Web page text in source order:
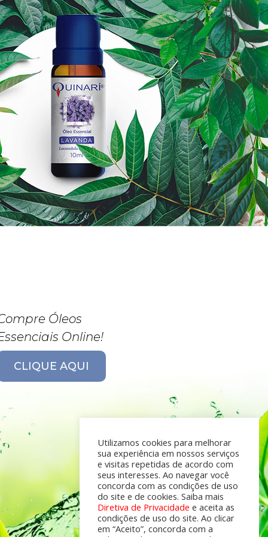
Óleos
Online!
CLIQUE AQUI
Utilizamos cookies para melhorar
sua experiência em nossos serviços
e visitas repetidas de acordo com
seus interesses. Ao navegar você
concorda com as condições de uso
do site e de cookies. Saiba mais
Diretiva de Privacidade e aceita as
condições de uso do site. Ao clicar
em “Aceito”, concorda com a